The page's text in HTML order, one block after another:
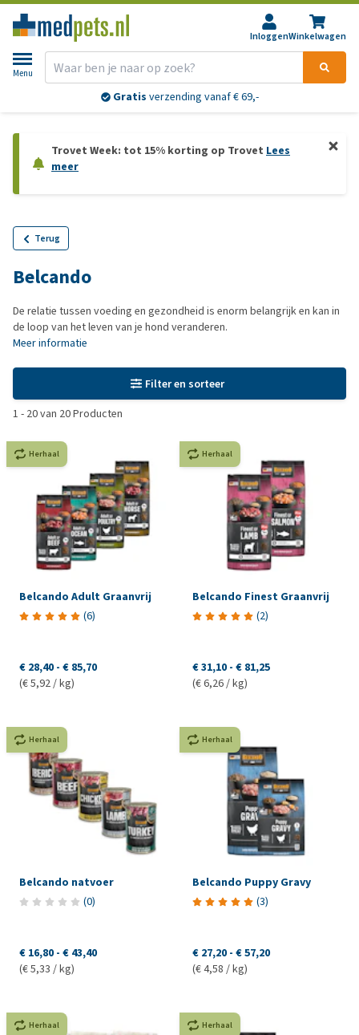
InloggenWinkelwagen
Menu
Gratis verzending vanaf € 69,-
Trovet Week: tot 15% korting op Trovet Lees
meer
Terug
Belcando
De relatie tussen voeding en gezondheid is enorm belangrijk en kan in
de loop van het leven van je hond veranderen.
Meer informatie
Filter en sorteer
1 - 20van 20Producten
Herhaal
Belcando Adult Graanvrij
(6)
€ 28,40 - € 85,70
(€ 5,92 / kg)
Herhaal
Belcando Finest Graanvrij
(2)
€ 31,10 - € 81,25
(€ 6,26 / kg)
Herhaal
Belcando natvoer
(0)
€ 16,80 - € 43,40
(€ 5,33 / kg)
Herhaal
Belcando Puppy Gravy
(3)
€ 27,20 - € 57,20
(€ 4,58 / kg)
Herhaal Herhaal